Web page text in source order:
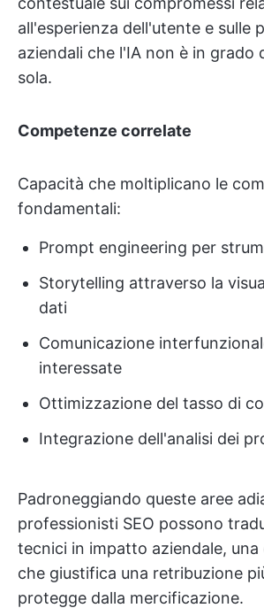
all'esperienza dell'utente e sulle
aziendali che l'IA non è in grado
sola.
Competenze correlate
Capacità che moltiplicano le
fondamentali:
Prompt engineering per
Storytelling attraverso la
dati
Comunicazione
interessate
Ottimizzazione del tasso di
Integrazione dell'analisi dei
Padroneggiando queste aree
professionisti SEO possono
tecnici in impatto aziendale,
che giustifica una retribuzione
protegge dalla mercificazione.